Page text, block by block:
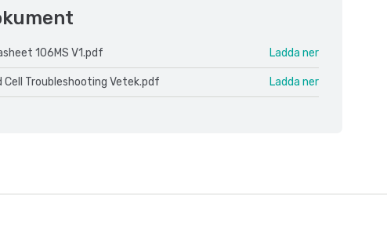
106MS V1.pdf Ladda ner
Cell Troubleshooting Vetek.pdf Ladda ner